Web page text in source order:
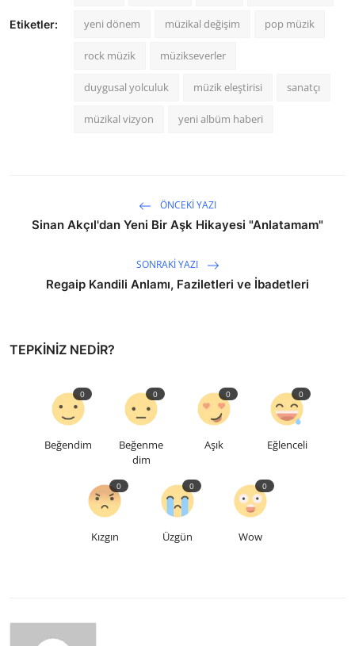
Etiketler: yeni dönem müzikal değişim pop müzik
rock müzik müzikseverler
duygusal yolculuk müzik eleştirisi sanatçı
müzikal vizyon yeni albüm haberi
ÖNCEKI YAZI
Sinan Akçıl'dan Yeni Bir Aşk Hikayesi "Anlatamam"
SONRAKI YAZI
Regaip Kandili Anlamı, Faziletleri ve İbadetleri
TEPKINIZ NEDIR?
Beğendim
0
Beğenme
dim
0
Aşık
0
Eğlenceli
0
Kızgın
0
Üzgün
0
Wow
0